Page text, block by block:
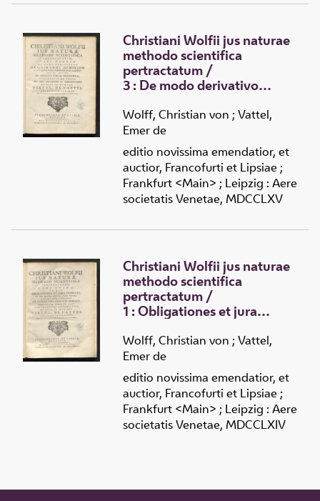
Christiani Wolfii jus naturae
methodo scientifica
pertractatum/
3 :De modo derivativo
quodcumque praesertim in
re alterius
Wolff, Christian von ; Vattel,
Emer de
editio novissima emendatior, et
auctior, Francofurti et Lipsiae ;
Frankfurt <Main> ; Leipzig : Aere
societatis Venetae, MDCCLXV
Christiani Wolfii jus naturae
methodo scientifica
pertractatum/
1 :Obligationes et jura
essentia atque natura a
priori demonstrantur et
totius philosophiae moralis
omnisque Juris reliqui
fundamenta solida jaciuntur,
cum clarissimi auctoris vita
Wolff, Christian von ; Vattel,
Emer de
editio novissima emendatior, et
auctior, Francofurti et Lipsiae ;
Frankfurt <Main> ; Leipzig : Aere
societatis Venetae, MDCCLXIV